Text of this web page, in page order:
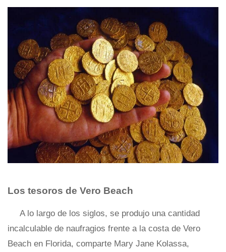
Los tesoros de Vero Beach
A lo largo de los siglos, se produjo una cantidad
incalculable de naufragios frente a la costa de Vero
Beach en Florida, comparte Mary Jane Kolassa,